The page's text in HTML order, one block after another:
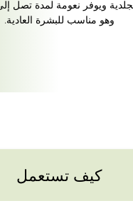
وهو مناسب للبشرة العادية.
كيف تستعمل